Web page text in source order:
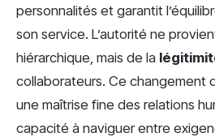
personnalités et garantit
son service. L’autorité ne
hiérarchique, mais de la
collaborateurs. Ce changement
une maîtrise fine des relations
capacité à naviguer entre